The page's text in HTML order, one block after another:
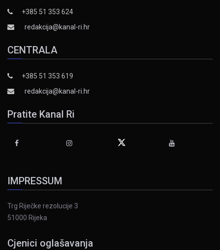
+385 51 353 624
redakcija@kanal-ri.hr
CENTRALA
+385 51 353 619
redakcija@kanal-ri.hr
Pratite Kanal Ri
IMPRESSUM
Trg Riječke rezolucije 3
51000 Rijeka
Cjenici oglašavanja